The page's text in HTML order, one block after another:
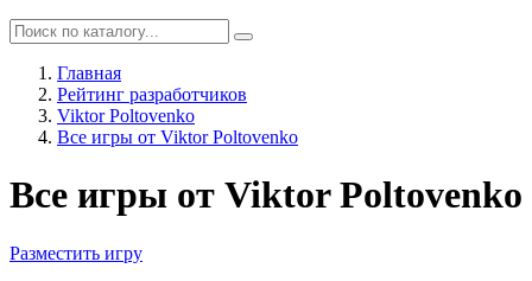
Главная
Рейтинг разработчиков
Viktor Poltovenko
Все игры от Viktor Poltovenko
Все игры от Viktor Poltovenko
Разместить игру